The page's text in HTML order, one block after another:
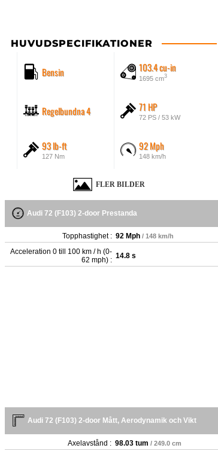
HUVUDSPECIFIKATIONER
Bensin 103.4 cu-in
1695 cm3
Regelbundna 4 71 HP
72 PS / 53 kW
93 lb-ft
127 Nm
92 Mph
148 km/h
FLER BILDER
Audi 72 (F103) 2-door Prestanda
Topphastighet : 92 Mph / 148 km/h
Acceleration 0 till 100 km / h (0-
62 mph) : 14.8 s
Audi 72 (F103) 2-door Mått, Aerodynamik och Vikt
Axelavstånd : 98.03 tum / 249.0 cm